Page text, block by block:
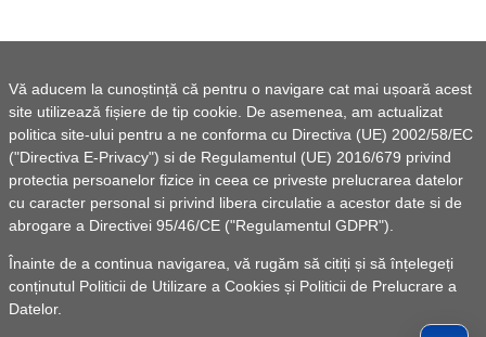
Vă aducem la cunoștință că pentru o navigare cat mai ușoară acest
site utilizează fișiere de tip cookie. De asemenea, am actualizat
politica site-ului pentru a ne conforma cu Directiva (UE) 2002/58/EC
("Directiva E-Privacy") si de Regulamentul (UE) 2016/679 privind
protectia persoanelor fizice in ceea ce priveste prelucrarea datelor
cu caracter personal si privind libera circulatie a acestor date si de
abrogare a Directivei 95/46/CE ("Regulamentul GDPR").
Înainte de a continua navigarea, vă rugăm să citiți și să înțelegeți
conținutul Politicii de Utilizare a Cookies și Politicii de Prelucrare a
Datelor.